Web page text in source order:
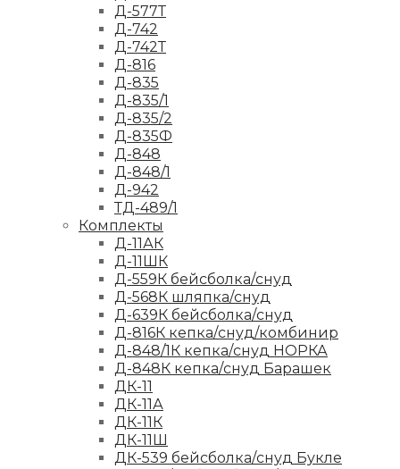
Д-577Т
Д-742
Д-742Т
Д-816
Д-835
Д-835/1
Д-835/2
Д-835Ф
Д-848
Д-848/1
Д-942
ТД-489/1
Комплекты
Д-11АК
Д-11ШК
Д-559К бейсболка/снуд
Д-568К шляпка/снуд
Д-639К бейсболка/снуд
Д-816К кепка/снуд/комбинир
Д-848/1К кепка/снуд НОРКА
Д-848К кепка/снуд Барашек
ДК-11
ДК-11А
ДК-11К
ДК-11Ш
ДК-539 бейсболка/снуд Букле